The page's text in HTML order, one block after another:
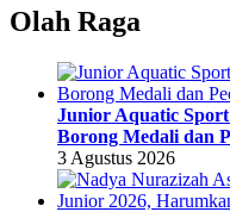
Olah Raga
Junior Aquatic
Borong Medali dan
3 Agustus 2026